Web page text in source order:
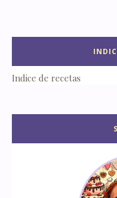
Indice de recetas